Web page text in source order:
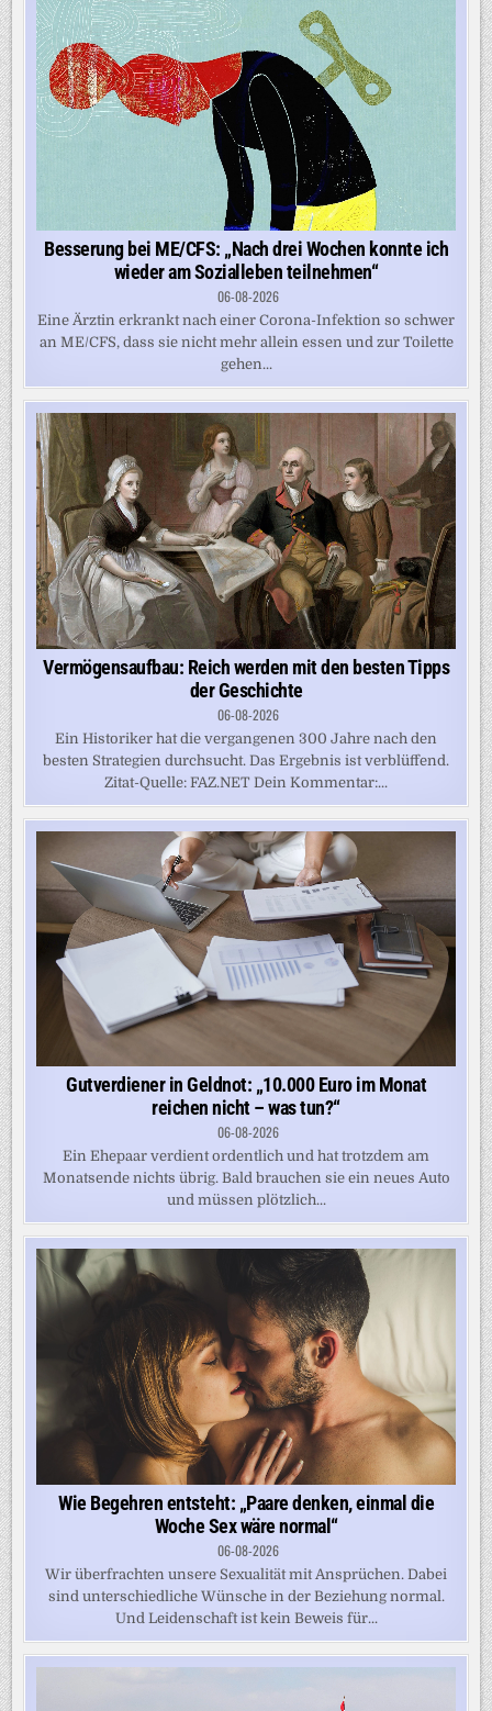
Besserung bei ME/CFS: „Nach drei Wochen konnte ich
wieder am Sozialleben teilnehmen“
06-08-2026
Eine Ärztin erkrankt nach einer Corona-Infektion so schwer
an ME/CFS, dass sie nicht mehr allein essen und zur Toilette
gehen...
Vermögensaufbau: Reich werden mit den besten Tipps
der Geschichte
06-08-2026
Ein Historiker hat die vergangenen 300 Jahre nach den
besten Strategien durchsucht. Das Ergebnis ist verblüffend.
Zitat-Quelle: FAZ.NET Dein Kommentar:...
Gutverdiener in Geldnot: „10.000 Euro im Monat
reichen nicht – was tun?“
06-08-2026
Ein Ehepaar verdient ordentlich und hat trotzdem am
Monatsende nichts übrig. Bald brauchen sie ein neues Auto
und müssen plötzlich...
Wie Begehren entsteht: „Paare denken, einmal die
Woche Sex wäre normal“
06-08-2026
Wir überfrachten unsere Sexualität mit Ansprüchen. Dabei
sind unterschiedliche Wünsche in der Beziehung normal.
Und Leidenschaft ist kein Beweis für...